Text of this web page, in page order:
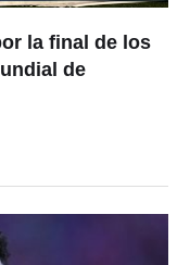
la final de los
de